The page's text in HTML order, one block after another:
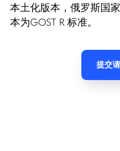
本土化版本，俄罗斯国
本为GOST R 标准。
提交